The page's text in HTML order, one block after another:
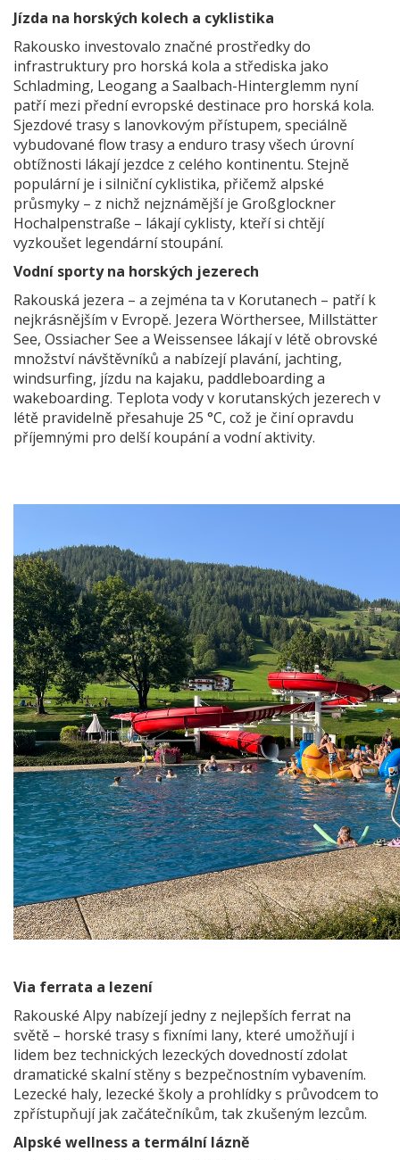
Jízda na horských kolech a cyklistika
Rakousko investovalo značné prostředky do
infrastruktury pro horská kola a střediska jako
Schladming, Leogang a Saalbach-Hinterglemm nyní
patří mezi přední evropské destinace pro horská kola.
Sjezdové trasy s lanovkovým přístupem, speciálně
vybudované flow trasy a enduro trasy všech úrovní
obtížnosti lákají jezdce z celého kontinentu. Stejně
populární je i silniční cyklistika, přičemž alpské
průsmyky – z nichž nejznámější je Großglockner
Hochalpenstraße – lákají cyklisty, kteří si chtějí
vyzkoušet legendární stoupání.
Vodní sporty na horských jezerech
Rakouská jezera – a zejména ta v Korutanech – patří k
nejkrásnějším v Evropě. Jezera Wörthersee, Millstätter
See, Ossiacher See a Weissensee lákají v létě obrovské
množství návštěvníků a nabízejí plavání, jachting,
windsurfing, jízdu na kajaku, paddleboarding a
wakeboarding. Teplota vody v korutanských jezerech v
létě pravidelně přesahuje 25 °C, což je činí opravdu
příjemnými pro delší koupání a vodní aktivity.
Via ferrata a lezení
Rakouské Alpy nabízejí jedny z nejlepších ferrat na
světě – horské trasy s fixními lany, které umožňují i
lidem bez technických lezeckých dovedností zdolat
dramatické skalní stěny s bezpečnostním vybavením.
Lezecké haly, lezecké školy a prohlídky s průvodcem to
zpřístupňují jak začátečníkům, tak zkušeným lezcům.
Alpské wellness a termální lázně